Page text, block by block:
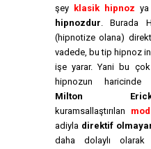
şey klasik hipnoz
hipnozdur. Burada
(hipnotize olana)
vadede, bu tip hipnoz
işe yarar. Yani bu
hipnozun
Milton
kuramsallaştırılan
adiyla direktif
daha dolaylı